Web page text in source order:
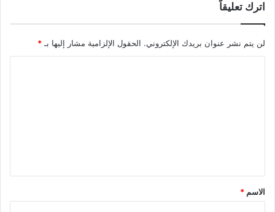
اترك تعليقاً
لن يتم نشر عنوان بريدك الإلكتروني. الحقول الإلزامية مشار إليها بـ *
الاسم *